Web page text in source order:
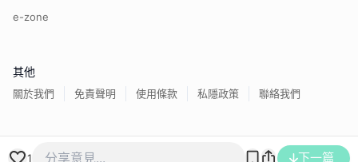
1 下一篇
e-zone
其他
關於我們 免責聲明 使用條款 私隱政策 聯絡我們
香港經濟日報版權所有©